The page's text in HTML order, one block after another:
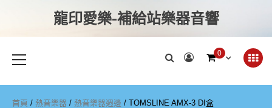
龍印愛樂-補給站樂器音響
0
首頁 / 熱音樂器 / 熱音樂器週邊 / TOMSLINE AMX-3 DI盒